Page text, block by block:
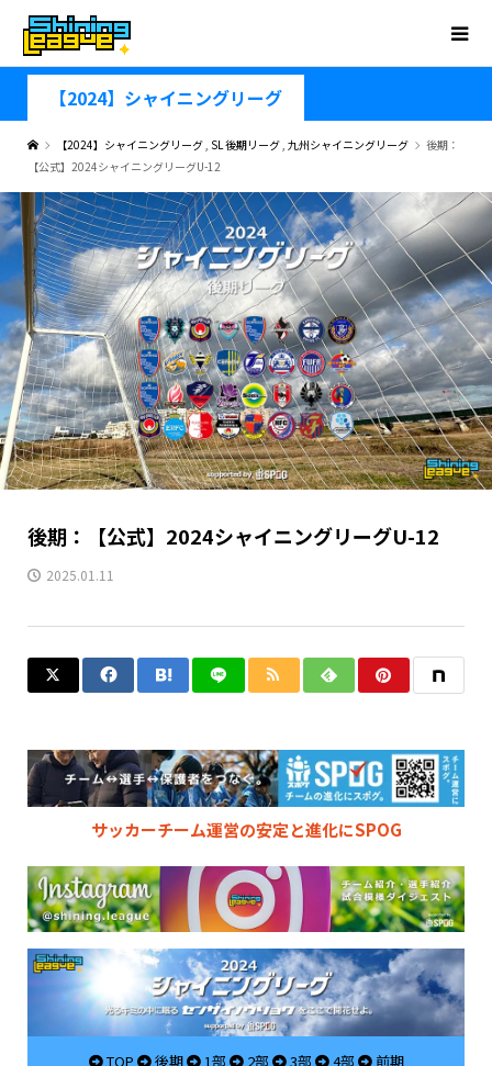
【2024】シャイニングリーグ
【2024】シャイニングリーグ, SL 後期リーグ, 九州シャイニングリーグ
後期：
【公式】2024シャイニングリーグU-12
後期：【公式】2024シャイニングリーグU-12
2025.01.11
サッカーチーム運営の安定と進化にSPOG
TOP 後期 1部 2部 3部 4部 前期